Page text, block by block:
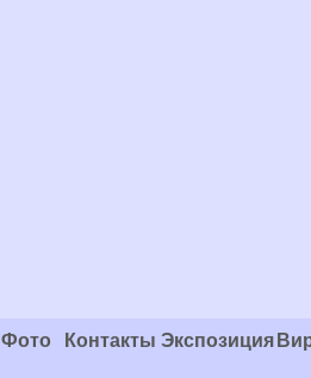
Фото Контакты Экспозиция